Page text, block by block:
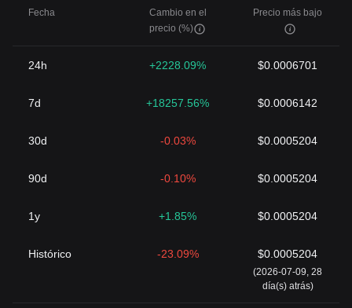
Fecha
Cambio en el
precio (%)
Precio más bajo
24h +2228.09% $0.0006701
7d +18257.56% $0.0006142
30d -0.03% $0.0005204
90d -0.10% $0.0005204
1y +1.85% $0.0005204
Histórico -23.09% $0.0005204
(2026-07-09, 28
día(s) atrás)